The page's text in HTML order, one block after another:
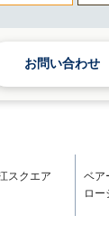
お問い合わせ
スクエア
ベア
ロー